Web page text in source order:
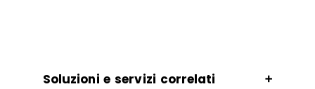
Soluzioni e servizi correlati